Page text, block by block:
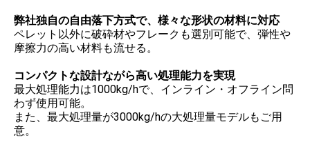
弊社独自の自由落下方式で、様々な形状の材料に対応
ペレット以外に破砕材やフレークも選別可能で、弾性や
摩擦力の高い材料も流せる。
コンパクトな設計ながら高い処理能力を実現
最大処理能力は1000kg/hで、インライン・オフライン問
わず使用可能。
また、最大処理量が3000kg/hの大処理量モデルもご用
意。